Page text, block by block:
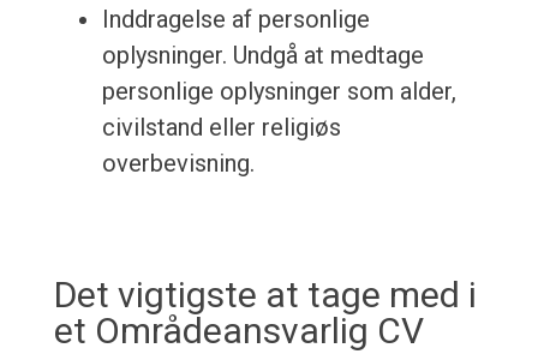
Inddragelse af personlige
oplysninger. Undgå at medtage
personlige oplysninger som alder,
civilstand eller religiøs
overbevisning.
Det vigtigste at tage med i
et Områdeansvarlig CV